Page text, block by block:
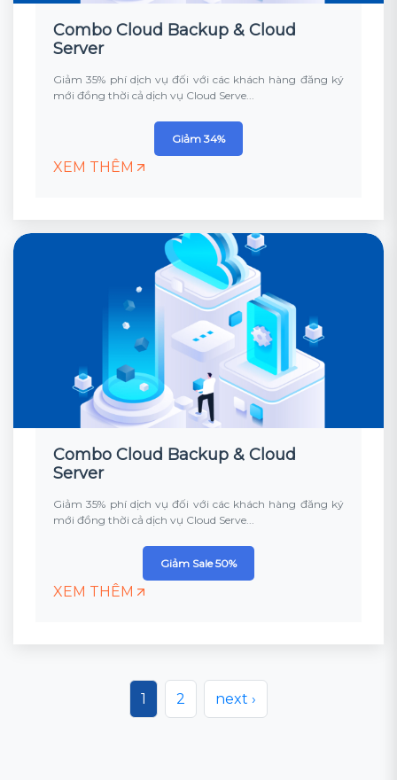
Combo Cloud Backup & Cloud
Server
Giảm 35% phí dịch vụ đối với các khách hàng đăng ký
mới đồng thời cả dịch vụ Cloud Serve...
Giảm 34%
XEM THÊM
Combo Cloud Backup & Cloud
Server
Giảm 35% phí dịch vụ đối với các khách hàng đăng ký
mới đồng thời cả dịch vụ Cloud Serve...
Giảm Sale 50%
XEM THÊM
1 2 next ›